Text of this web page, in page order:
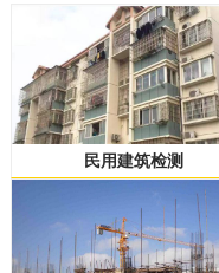
民用建筑检测